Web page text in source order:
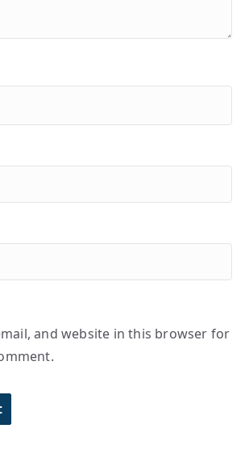
and website in this browser for